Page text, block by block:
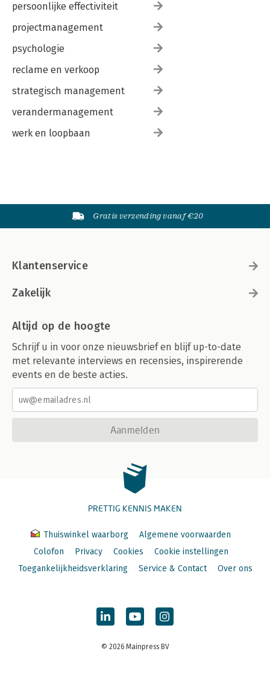
persoonlijke effectiviteit
projectmanagement
psychologie
reclame en verkoop
strategisch management
verandermanagement
werk en loopbaan
Gratis verzending vanaf €20
Klantenservice
Zakelijk
Altijd op de hoogte
Schrijf u in voor onze nieuwsbrief en blijf up-to-date
met relevante interviews en recensies, inspirerende
events en de beste acties.
Aanmelden
PRETTIG KENNIS MAKEN
Thuiswinkel waarborg
Algemene voorwaarden
Colofon
Privacy Cookies
Cookie instellingen
Toegankelijkheidsverklaring
Service & Contact Over ons
© 2026 Mainpress BV